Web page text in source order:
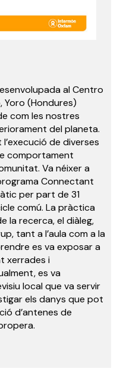
al Centro
Yoro (Hondures)
com les nostres
del planeta.
de diverses
comportament
Va néixer a
Connectant
per part de 31
comú. La pràctica
la recerca, el diàleg,
tant a l’aula com a la
es va exposar a
xerrades i
es va
local que va servir
els danys que pot
d’antenes de